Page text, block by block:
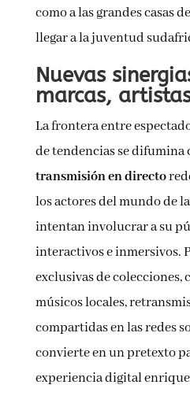
como a las grandes casas
llegar a la juventud
Nuevas
marcas,
La frontera entre
de tendencias se difumina
transmisión en directo
los actores del mundo de
intentan involucrar a su
interactivos e inmersivos.
exclusivas de colecciones,
músicos locales,
compartidas en las redes
convierte en un pretexto
experiencia digital